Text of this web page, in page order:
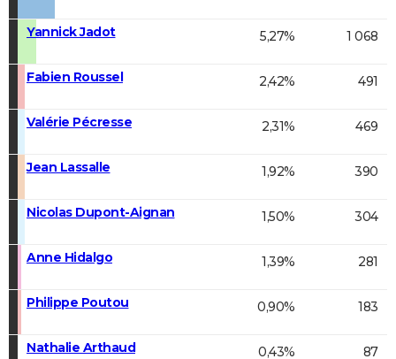
Yannick Jadot 5,27% 1 068
Fabien Roussel 2,42% 491
Valérie Pécresse 2,31% 469
Jean Lassalle 1,92% 390
Nicolas Dupont-Aignan 1,50% 304
Anne Hidalgo 1,39% 281
Philippe Poutou 0,90% 183
Nathalie Arthaud 0,43% 87